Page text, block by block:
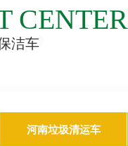
CENTER
洁车
河南垃圾清运车